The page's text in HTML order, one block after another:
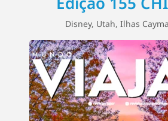
Disney, Utah, Ilhas